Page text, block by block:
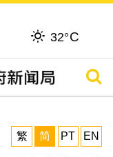
32°C
搜寻
繁
简 PT EN